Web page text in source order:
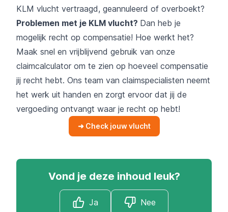
KLM vlucht vertraagd, geannuleerd of overboekt?
Problemen met je KLM vlucht? Dan heb je
mogelijk recht op compensatie! Hoe werkt het?
Maak snel en vrijblijvend gebruik van onze
claimcalculator om te zien op hoeveel compensatie
jij recht hebt. Ons team van claimspecialisten neemt
het werk uit handen en zorgt ervoor dat jij de
vergoeding ontvangt waar je recht op hebt!
➜ Check jouw vlucht
Vond je deze inhoud leuk?
Ja Nee